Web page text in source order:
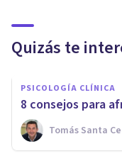
Quizás te
PSICOLOGÍA CLÍNICA
8 consejos para
Tomás Santa